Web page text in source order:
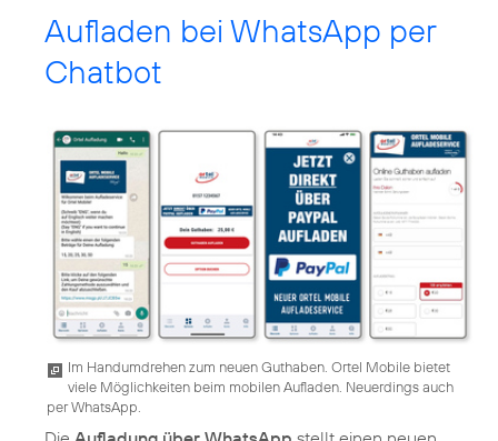
Aufladen bei WhatsApp per
Chatbot
Im Handumdrehen zum neuen Guthaben. Ortel Mobile bietet
viele Möglichkeiten beim mobilen Aufladen. Neuerdings auch
per WhatsApp.